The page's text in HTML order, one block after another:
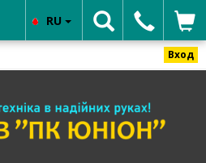
Вход
RU